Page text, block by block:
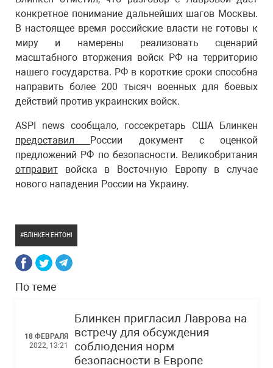
конкретное понимание дальнейших шагов Москвы.
В настоящее время российские власти не готовы к
миру и намерены реализовать сценарий
масштабного вторжения войск РФ на территорию
нашего государства. РФ в короткие сроки способна
направить более 200 тысяч военных для боевых
действий против украинских войск.
ASPI news сообщало, госсекретарь США Блинкен
предоставил России документ с оценкой
предложений РФ по безопасности. Великобритания
отправит войска в Восточную Европу в случае
нового нападения России на Украину.
БЛІНКЕН ЕНТОНІ
По теме
18 ФЕВРАЛЯ
2022, 13:21
Блинкен пригласил Лаврова на
встречу для обсуждения
соблюдения норм
безопасности в Европе